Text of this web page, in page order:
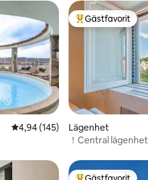
4,94 av 5 i genomsnittligt betyg,
4,94 (145)
Populär
Gästfavorit
Lägenhet
！Central